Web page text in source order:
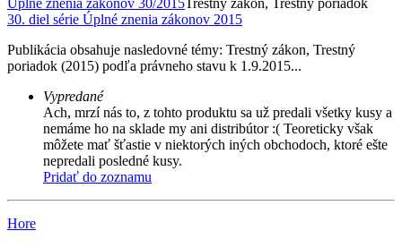
30. diel série Úplné znenia zákonov 2015
Publikácia obsahuje nasledovné témy: Trestný zákon, Trestný
poriadok (2015) podľa právneho stavu k 1.9.2015...
Vypredané
Ach, mrzí nás to, z tohto produktu sa už predali všetky kusy a
nemáme ho na sklade my ani distribútor :( Teoreticky však
môžete mať šťastie v niektorých iných obchodoch, ktoré ešte
nepredali posledné kusy.
Pridať do zoznamu
Hore